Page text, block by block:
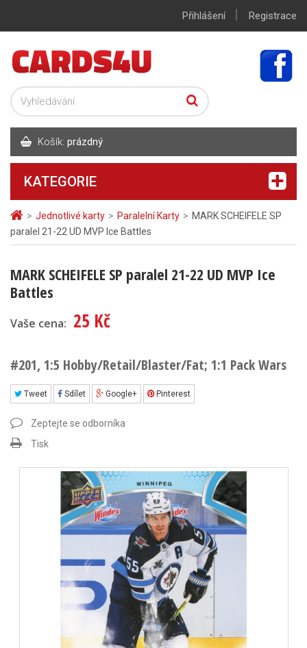
> Jednotlivé karty > Paralelní Karty > MARK SCHEIFELE SP
paralel 21-22 UD MVP Ice Battles
MARK SCHEIFELE SP paralel 21-22 UD MVP Ice
Battles
Vaše cena: 25 Kč
#201, 1:5 Hobby/Retail/Blaster/Fat; 1:1 Pack Wars
Tweet Sdílet Google+ Pinterest
Zeptejte se odborníka
Tisk
Přihlášení | Registrace
Košík: prázdný
KATEGORIE